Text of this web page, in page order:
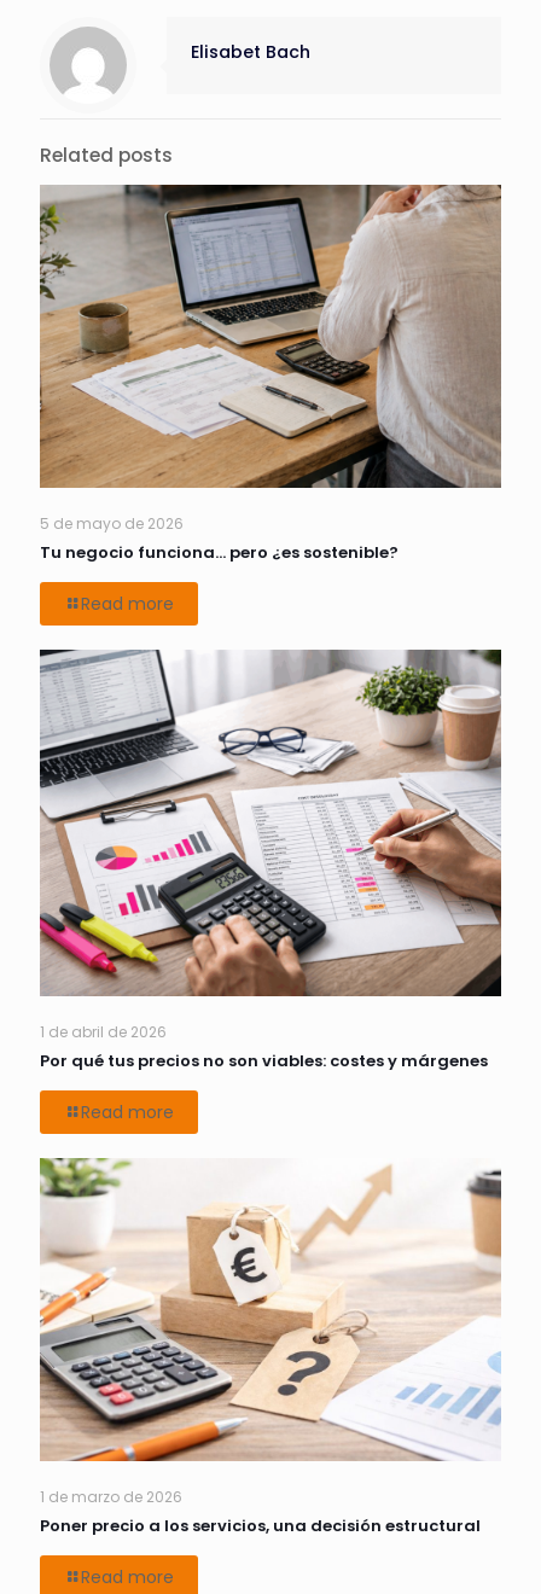
Elisabet Bach
Related posts
5 de mayo de 2026
Tu negocio funciona… pero ¿es sostenible?
Read more
1 de abril de 2026
Por qué tus precios no son viables: costes y márgenes
Read more
1 de marzo de 2026
Poner precio a los servicios, una decisión estructural
Read more